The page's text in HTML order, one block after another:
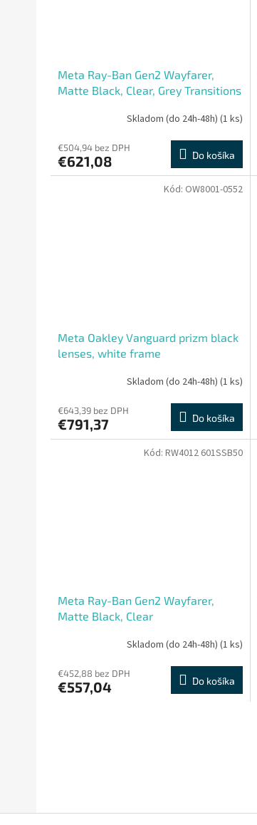
Meta Ray-Ban Gen2 Wayfarer,
Matte Black, Clear, Grey Transitions
Skladom (do 24h-48h) (1 ks)
€504,94 bez DPH
€621,08 Do košíka
Meta Oakley Vanguard prizm black
lenses, white frame
Skladom (do 24h-48h) (1 ks)
€643,39 bez DPH
€791,37 Do košíka
Kód: OW8001-0552
Meta Ray-Ban Gen2 Wayfarer,
Matte Black, Clear
Skladom (do 24h-48h) (1 ks)
€452,88 bez DPH
€557,04 Do košíka
Kód: RW4012 601SSB50